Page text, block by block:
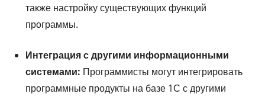
также настройку существующих функций
программы.
Интеграция с другими информационными
системами: Программисты могут интегрировать
программные продукты на базе 1С с другими